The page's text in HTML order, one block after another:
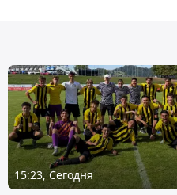
15:23, Сегодня